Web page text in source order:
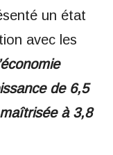
un état
avec les
de 6,5
à 3,8